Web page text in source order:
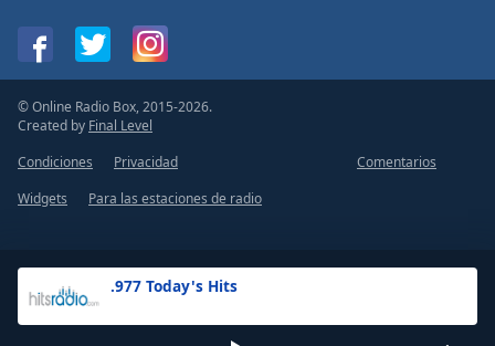
.977 Today's Hits
© Online Radio Box, 2015-2026.
Created by Final Level
Condiciones
Privacidad
Comentarios
Widgets
Para las estaciones de radio